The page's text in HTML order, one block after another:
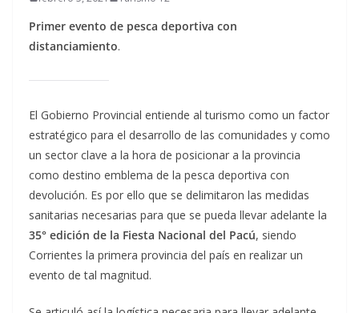
Primer evento de pesca deportiva con
distanciamiento.
El Gobierno Provincial entiende al turismo como un factor
estratégico para el desarrollo de las comunidades y como
un sector clave a la hora de posicionar a la provincia
como destino emblema de la pesca deportiva con
devolución. Es por ello que se delimitaron las medidas
sanitarias necesarias para que se pueda llevar adelante la
35° edición de la Fiesta Nacional del Pacú, siendo
Corrientes la primera provincia del país en realizar un
evento de tal magnitud.